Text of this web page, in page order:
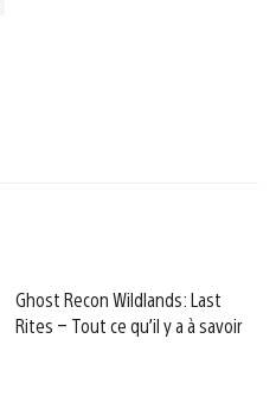
Ghost Recon Wildlands: Last
Rites – Tout ce qu’il y a à savoir